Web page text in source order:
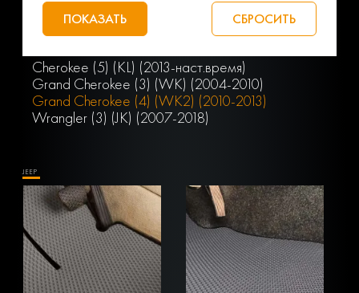
Cherokee (5) (KL) (2013-наст.время)
Grand Cherokee (3) (WK) (2004-2010)
Grand Cherokee (4) (WK2) (2010-2013)
Wrangler (3) (JK) (2007-2018)
JEEP